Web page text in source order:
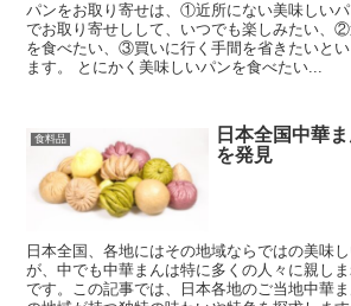
パンをお取り寄せは、①近所にない美味しい
でお取り寄せしして、いつでも楽しみたい、
を食べたい、③買いに行く手間を省きたいと
ます。 とにかく美味しいパンを食べたい...
食料品
日本全国中華
を発見
日本全国、各地にはその地域ならではの美味
が、中でも中華まんは特に多くの人々に親し
です。この記事では、日本各地のご当地中華